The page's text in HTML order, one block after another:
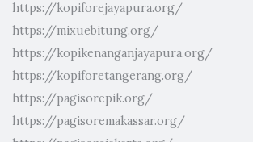
https://kopiforejayapura.org/
https://mixuebitung.org/
https://kopikenanganjayapura.org/
https://kopiforetangerang.org/
https://pagisorepik.org/
https://pagisoremakassar.org/